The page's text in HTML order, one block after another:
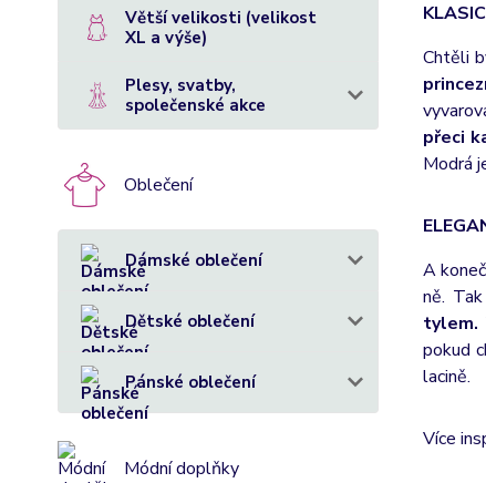
Větší velikosti (velikost
XL a výše)
Plesy, svatby,
společenské akce
Oblečení
Dámské oblečení
Dětské oblečení
Pánské oblečení
Módní doplňky
Chtěli
přeci
Modrá
A
ně.
tylem.
pokud
lacině.
Více